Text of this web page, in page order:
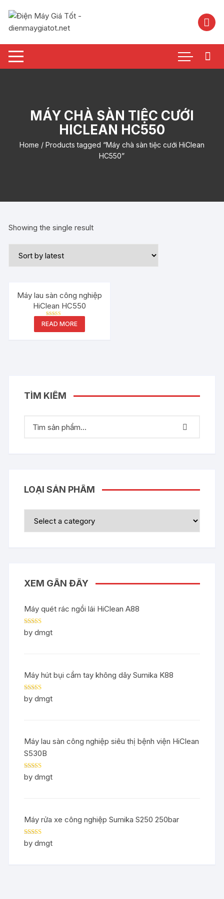
nội
MÁY CHÀ SÀN TIỆC CƯỚI
HICLEAN HC550
Home / Products tagged “Máy chà sàn tiệc cưới HiClean
HC550”
Showing the single result
Máy lau sàn công nghiệp
HiClean HC550
Rated
5.00
READ MORE
TÌM KIẾM
LOẠI SẢN PHẨM
XEM GẦN ĐÂY
Máy quét rác ngồi lái HiClean A88
Rated5out
of 5
by dmgt
Máy hút bụi cầm tay không dây Sumika K88
Rated5out
of 5
by dmgt
Máy lau sàn công nghiệp siêu thị bệnh viện HiClean
S530B
Rated5out
of 5
by dmgt
Máy rửa xe công nghiệp Sumika S250 250bar
Rated5out
of 5
by dmgt